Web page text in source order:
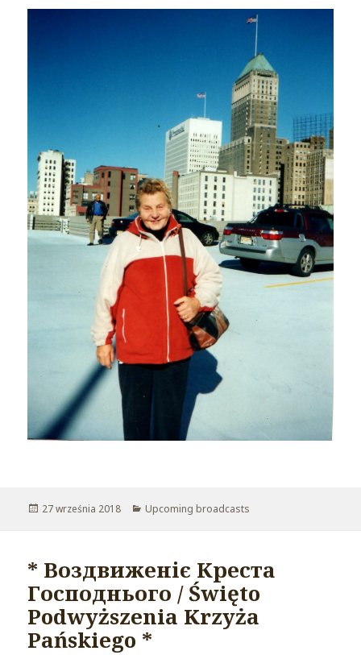
Opublikowano
27 września 2018 Kategorie
Upcoming broadcasts
* Воздвиженіє Креста
Господнього / Święto
Podwyższenia Krzyża
Pańskiego *